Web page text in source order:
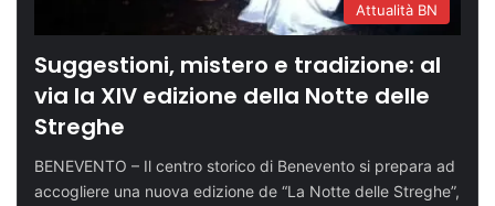
Attualità BN
Suggestioni, mistero e tradizione: al
via la XIV edizione della Notte delle
Streghe
BENEVENTO – Il centro storico di Benevento si prepara ad
accogliere una nuova edizione de “La Notte delle Streghe”,